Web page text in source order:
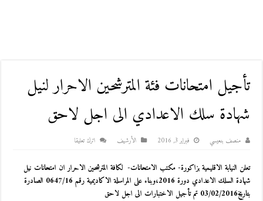
تأجيل امتحانات فئة المترشحين الاحرار لنيل
شهادة سلك الاعدادي الى اجل لاحق
منصف بنعيسي فبراير 3, 2016 اﻷرشيف اترك تعليقا
تعلن النيابة الاقليمية بزاكورة- مكتب الامتحانات- لكافة المترشحين الاحرار ان امتحانات نيل
شهادة السلك الاعدادي دورة 2016
،وبناء على المراسلة الاكاديمية رقم 0647/16 الصادرة
بتاريخ03/02/2016 تم تأجيل الاختبارات الى اجل لاحق